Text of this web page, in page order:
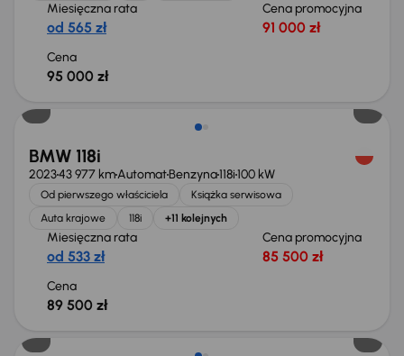
Miesięczna rata
od 565 zł
Cena promocyjna
91 000 zł
Cena
95 000 zł
Możliwość odliczenia VAT
BMW 118i
202343 977 kmAutomatBenzyna118i100 kW
Od pierwszego właściciela
Książka serwisowa
Auta krajowe
118i +11 kolejnych
Miesięczna rata
od 533 zł
Cena promocyjna
85 500 zł
Cena
89 500 zł